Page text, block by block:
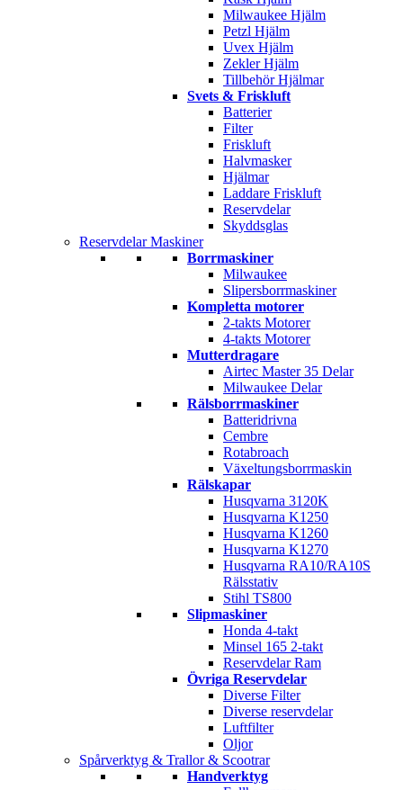
Milwaukee Hjälm
Petzl Hjälm
Uvex Hjälm
Zekler Hjälm
Tillbehör Hjälmar
Svets & Friskluft
Batterier
Filter
Friskluft
Halvmasker
Hjälmar
Laddare Friskluft
Reservdelar
Skyddsglas
Reservdelar Maskiner
Borrmaskiner
Milwaukee
Slipersborrmaskiner
Kompletta motorer
2-takts Motorer
4-takts Motorer
Mutterdragare
Airtec Master 35 Delar
Milwaukee Delar
Rälsborrmaskiner
Batteridrivna
Cembre
Rotabroach
Växeltungsborrmaskin
Rälskapar
Husqvarna 3120K
Husqvarna K1250
Husqvarna K1260
Husqvarna K1270
Husqvarna RA10/RA10S
Rälsstativ
Stihl TS800
Slipmaskiner
Honda 4-takt
Minsel 165 2-takt
Reservdelar Ram
Övriga Reservdelar
Diverse Filter
Diverse reservdelar
Luftfilter
Oljor
Spårverktyg & Trallor & Scootrar
Handverktyg